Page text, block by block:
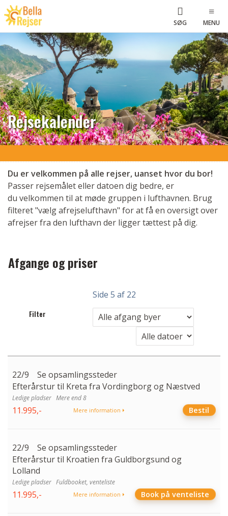
SØG MENU
Rejsekalender
Du er velkommen på alle rejser, uanset hvor du bor!
Passer rejsemålet eller datoen dig bedre, er
du velkommen til at møde gruppen i lufthavnen. Brug
filteret "vælg afrejselufthavn" for at få en oversigt over
afrejser fra den lufthavn der ligger tættest på dig.
Afgange og priser
Side 5 af 22
Filter
22/9
Se opsamlingssteder
Efterårstur til Kreta fra Vordingborg og Næstved
Mere end 8
11.995,- Bestil
Mere information
22/9
Se opsamlingssteder
Efterårstur til Kroatien fra Guldborgsund og
Lolland
Fuldbooket, venteliste
11.995,- Book på venteliste
Mere information